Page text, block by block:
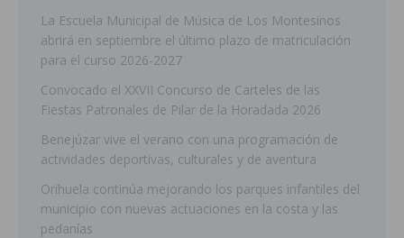
La Escuela Municipal de Música de Los Montesinos
abrirá en septiembre el último plazo de matriculación
para el curso 2026-2027
Convocado el XXVII Concurso de Carteles de las
Fiestas Patronales de Pilar de la Horadada 2026
Benejúzar vive el verano con una programación de
actividades deportivas, culturales y de aventura
Orihuela continúa mejorando los parques infantiles del
municipio con nuevas actuaciones en la costa y las
pedanías